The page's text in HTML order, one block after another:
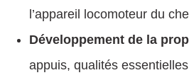
l’appareil locomoteur du
Développement de la
appuis, qualités